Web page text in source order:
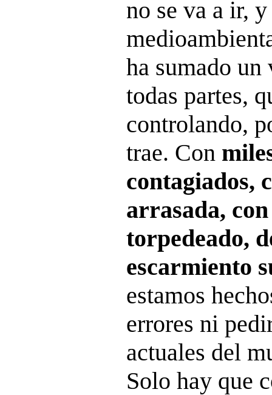
no se va a ir,
ha sumado
todas partes,
controlando,
trae. Con
contagiados,
arrasada,
torpedeado,
escarmiento
estamos
errores ni
actuales del
Solo hay que